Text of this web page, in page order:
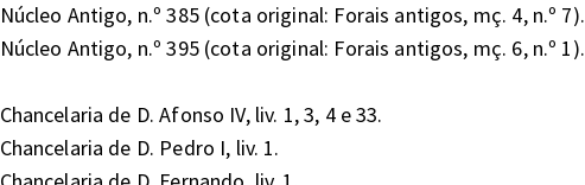
Núcleo Antigo, n.º 385 (cota original: Forais antigos, mç. 4, n.º 7).
Núcleo Antigo, n.º 395 (cota original: Forais antigos, mç. 6, n.º 1).
Chancelaria de D. Afonso IV, liv. 1, 3, 4 e 33.
Chancelaria de D. Pedro I, liv. 1.